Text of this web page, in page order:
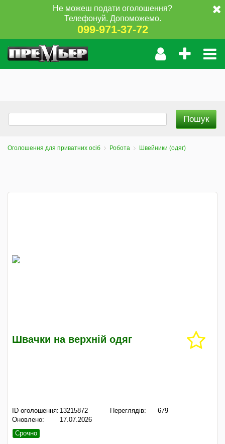
Не можеш подати оголошення?
Телефонуй. Допоможемо.
099-971-37-72
Оголошення для приватних осіб Робота Швейники (одяг)
Швачки на верхній одяг
ID оголошення: 13215872
Оновлено:
17.07.2026
Переглядів: 679
Срочно